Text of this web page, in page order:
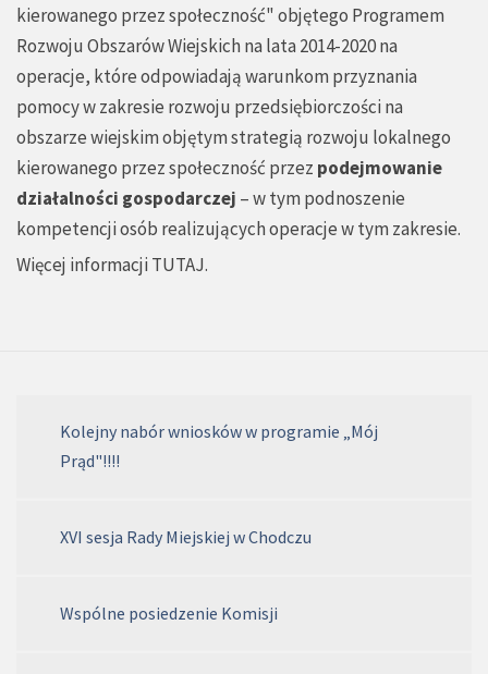
kierowanego przez społeczność" objętego Programem
Rozwoju Obszarów Wiejskich na lata 2014-2020 na
operacje, które odpowiadają warunkom przyznania
pomocy w zakresie rozwoju przedsiębiorczości na
obszarze wiejskim objętym strategią rozwoju lokalnego
kierowanego przez społeczność przez podejmowanie
działalności gospodarczej – w tym podnoszenie
kompetencji osób realizujących operacje w tym zakresie.
Więcej informacji TUTAJ.
Kolejny nabór wniosków w programie „Mój
Prąd"!!!!
XVI sesja Rady Miejskiej w Chodczu
Wspólne posiedzenie Komisji